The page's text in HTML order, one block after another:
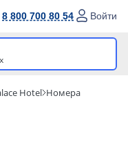
8 800 700 80 54 Войти
Hotel Номера